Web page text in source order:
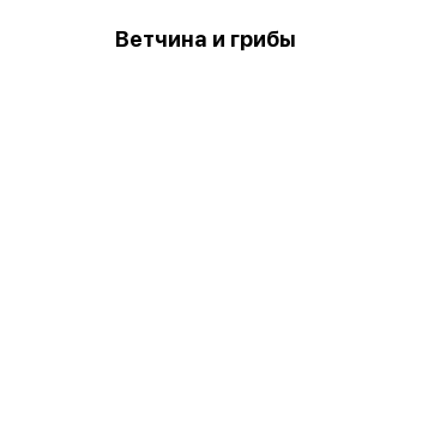
Ветчина и грибы